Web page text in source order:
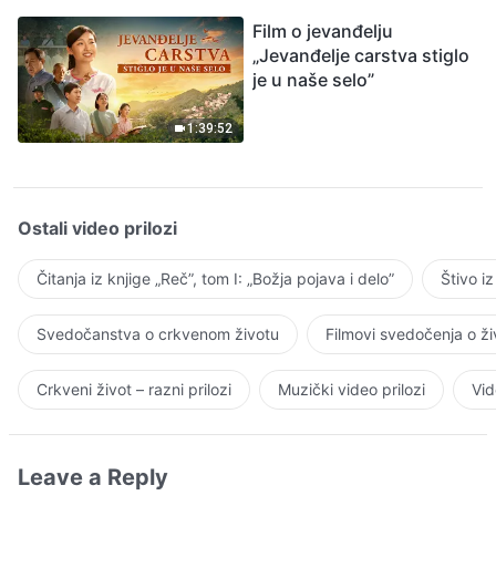
1:39:52
Film o jevanđelju
„Jevanđelje carstva stiglo
je u naše selo”
Ostali video prilozi
Čitanja iz knjige „Reč”, tom I: „Božja pojava i delo” Štivo
Svedočanstva o crkvenom životu Filmovi svedočenja o
Crkveni život – razni prilozi Muzički video prilozi
Leave a Reply